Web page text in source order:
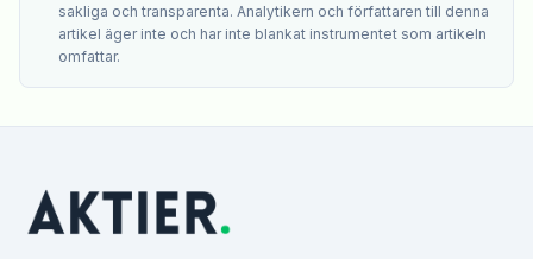
sakliga och transparenta. Analytikern och författaren till denna
artikel äger inte och har inte blankat instrumentet som artikeln
omfattar.